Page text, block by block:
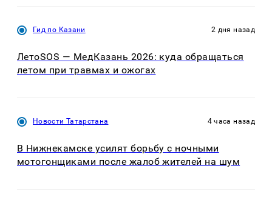
Гид по Казани 2 дня назад
ЛетоSOS — МедКазань 2026: куда обращаться
летом при травмах и ожогах
Новости Татарстана 4 часа назад
В Нижнекамске усилят борьбу с ночными
мотогонщиками после жалоб жителей на шум